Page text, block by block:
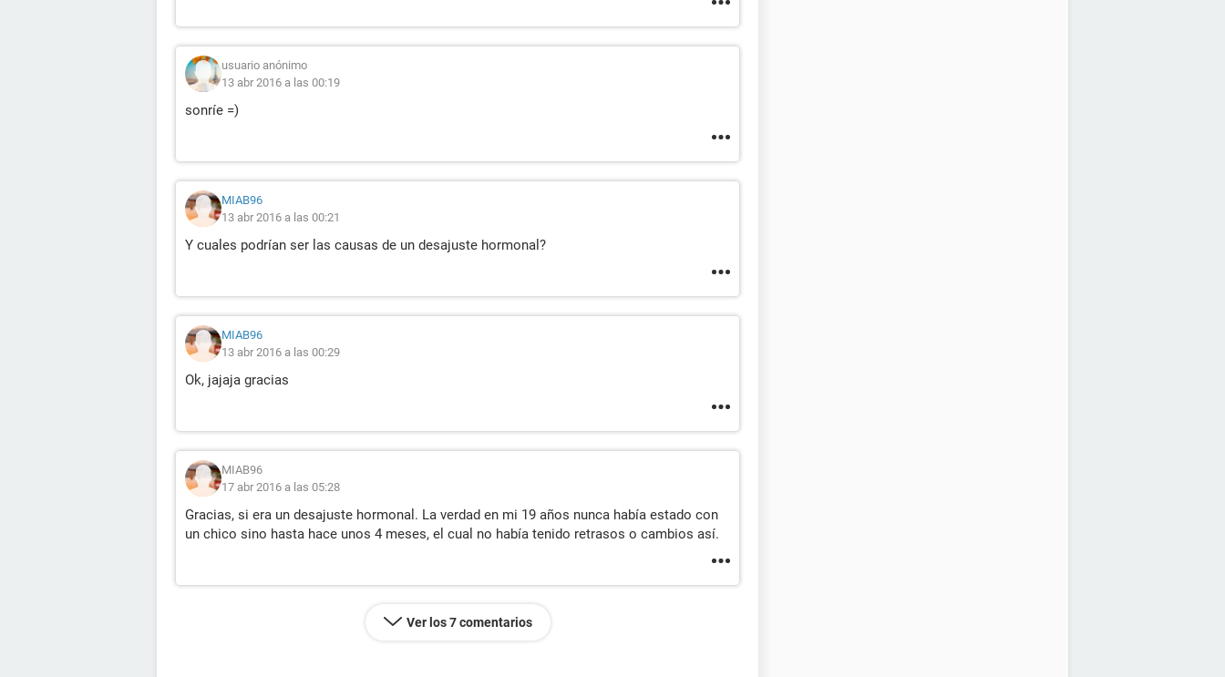
usuario anónimo
13 abr 2016 a las 00:19
sonríe =)
MIAB96
13 abr 2016 a las 00:21
Y cuales podrían ser las causas de un desajuste hormonal?
MIAB96
13 abr 2016 a las 00:29
Ok, jajaja gracias
MIAB96
17 abr 2016 a las 05:28
Gracias, si era un desajuste hormonal. La verdad en mi 19 años nunca había estado con
un chico sino hasta hace unos 4 meses, el cual no había tenido retrasos o cambios así.
Ver los 7 comentarios